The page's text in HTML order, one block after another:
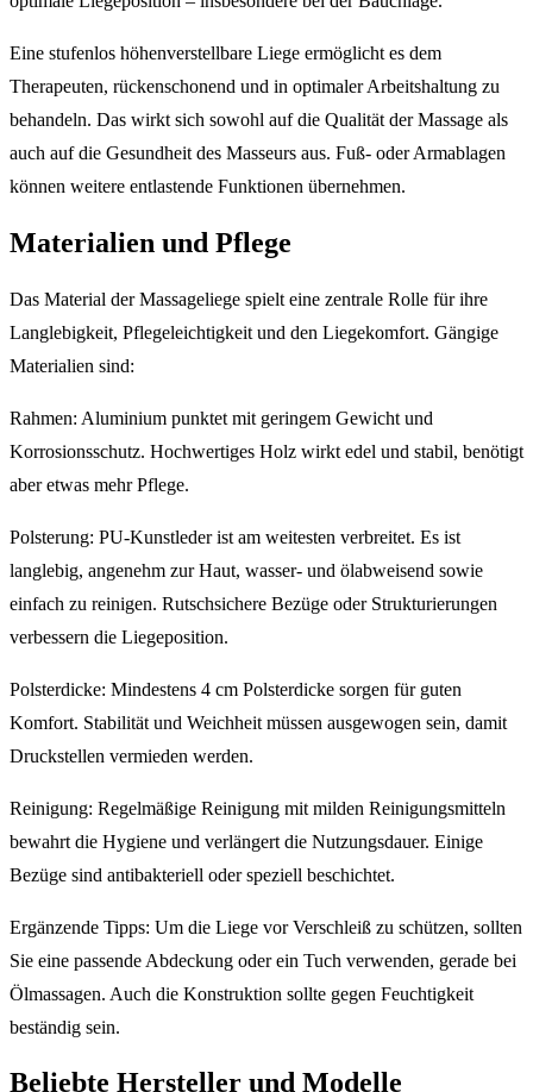
Eine stufenlos höhenverstellbare Liege ermöglicht es dem
Therapeuten, rückenschonend und in optimaler Arbeitshaltung zu
behandeln. Das wirkt sich sowohl auf die Qualität der Massage als
auch auf die Gesundheit des Masseurs aus. Fuß- oder Armablagen
können weitere entlastende Funktionen übernehmen.
Materialien und Pflege
Das Material der Massageliege spielt eine zentrale Rolle für ihre
Langlebigkeit, Pflegeleichtigkeit und den Liegekomfort. Gängige
Materialien sind:
Rahmen: Aluminium punktet mit geringem Gewicht und
Korrosionsschutz. Hochwertiges Holz wirkt edel und stabil, benötigt
aber etwas mehr Pflege.
Polsterung: PU-Kunstleder ist am weitesten verbreitet. Es ist
langlebig, angenehm zur Haut, wasser- und ölabweisend sowie
einfach zu reinigen. Rutschsichere Bezüge oder Strukturierungen
verbessern die Liegeposition.
Polsterdicke: Mindestens 4 cm Polsterdicke sorgen für guten
Komfort. Stabilität und Weichheit müssen ausgewogen sein, damit
Druckstellen vermieden werden.
Reinigung: Regelmäßige Reinigung mit milden Reinigungsmitteln
bewahrt die Hygiene und verlängert die Nutzungsdauer. Einige
Bezüge sind antibakteriell oder speziell beschichtet.
Ergänzende Tipps: Um die Liege vor Verschleiß zu schützen, sollten
Sie eine passende Abdeckung oder ein Tuch verwenden, gerade bei
Ölmassagen. Auch die Konstruktion sollte gegen Feuchtigkeit
beständig sein.
Beliebte Hersteller und Modelle